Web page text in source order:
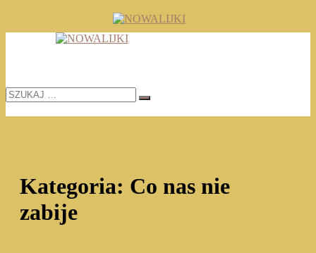
content
TOMASZ RADOCHOŃSKI PISZE O KSIĄŻKACH
SZUKAJ
…
Kategoria: Co nas nie
zabije